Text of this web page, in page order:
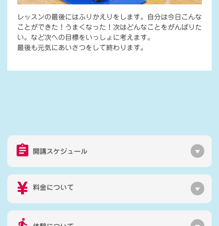
レッスンの最後にはふりかえりをします。自分は今日こんな
ことができた！うまくなった！次はどんなことをがんばりた
い。など次への目標をいっしょに考えます。
最後も元気にあいさつをして終わります。
開講スケジュール
料金について